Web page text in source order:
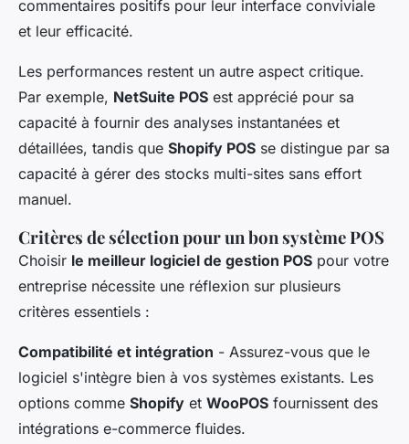
commentaires positifs pour leur interface conviviale
et leur efficacité.
Les performances restent un autre aspect critique.
Par exemple, NetSuite POS est apprécié pour sa
capacité à fournir des analyses instantanées et
détaillées, tandis que Shopify POS se distingue par sa
capacité à gérer des stocks multi-sites sans effort
manuel.
Critères de sélection pour un bon système POS
Choisir le meilleur logiciel de gestion POS pour votre
entreprise nécessite une réflexion sur plusieurs
critères essentiels :
Compatibilité et intégration - Assurez-vous que le
logiciel s'intègre bien à vos systèmes existants. Les
options comme Shopify et WooPOS fournissent des
intégrations e-commerce fluides.